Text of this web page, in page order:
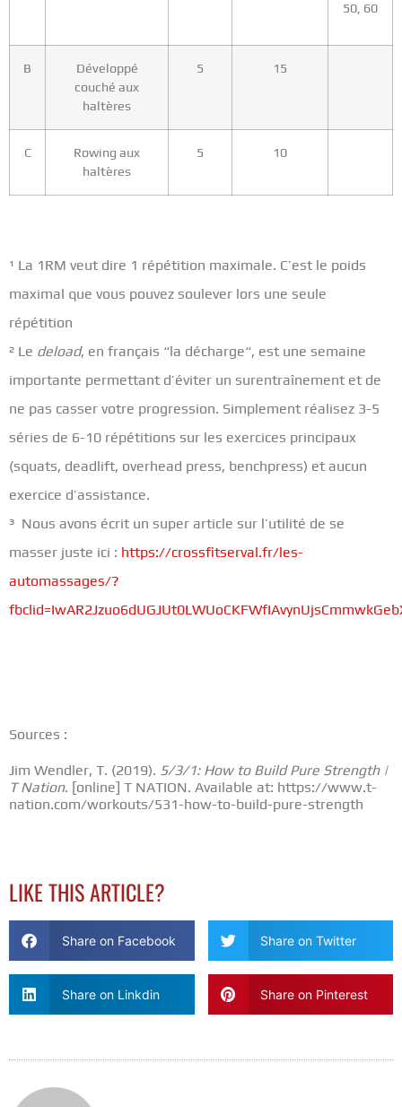
50, 60
B
Développé
couché aux
haltères
5 15
C
Rowing aux
haltères
5 10
¹ La 1RM veut dire 1 répétition maximale. C’est le poids
maximal que vous pouvez soulever lors une seule
répétition
² Le deload, en français “la décharge“, est une semaine
importante permettant d’éviter un surentraînement et de
ne pas casser votre progression. Simplement réalisez 3-5
séries de 6-10 répétitions sur les exercices principaux
(squats, deadlift, overhead press, benchpress) et aucun
exercice d’assistance.
³ Nous avons écrit un super article sur l’utilité de se
masser juste ici : https://crossfitserval.fr/les-
automassages/?
Sources :
Jim Wendler, T. (2019). 5/3/1: How to Build Pure Strength |
T Nation. [online] T NATION. Available at: https://www.t-
nation.com/workouts/531-how-to-build-pure-strength
LIKE THIS ARTICLE?
Share on Facebook Share on Twitter
Share on Linkdin Share on Pinterest